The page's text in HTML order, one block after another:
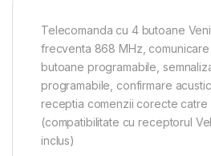
Telecomanda cu 4 butoane
frecventa 868 MHz,
butoane programabile,
programabile, confirmare
receptia comenzii corecte catre
(compatibilitate cu receptorul
inclus)